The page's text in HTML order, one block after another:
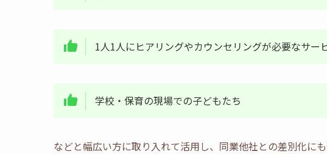
1人1人にヒアリングやカウンセリングが必要なサー
学校・保育の現場での子どもたち
などと幅広い方に取り入れて活用し、同業他社との差別化に